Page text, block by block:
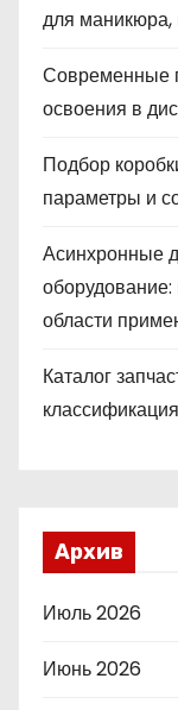
для
Современные
освоения в
Подбор
параметры и
Асинхронные
области
Каталог
Архив
Июль 2026
Июнь 2026